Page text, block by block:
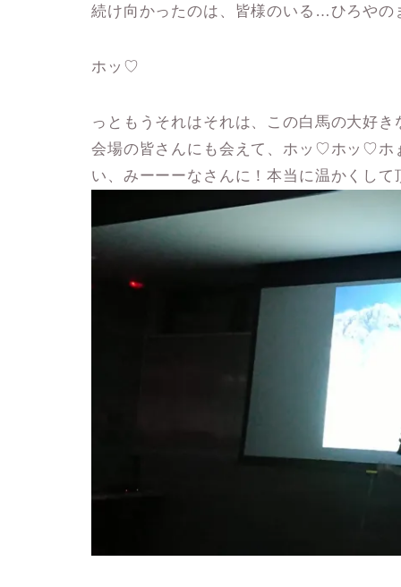
続け向かったのは、皆様のいる…ひろやの
ホッ♡
っともうそれはそれは、この白馬の大好
会場の皆さんにも会えて、ホッ♡ホッ♡ホ
い、みーーーなさんに！本当に温かくし